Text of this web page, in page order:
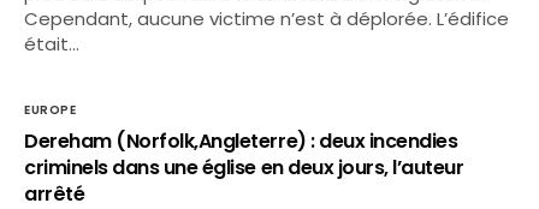
Cependant, aucune victime n’est à déplorée. L’édifice
était…
EUROPE
Dereham (Norfolk,Angleterre) : deux incendies
criminels dans une église en deux jours, l’auteur
arrêté